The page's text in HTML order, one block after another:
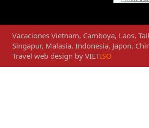
Vacaciones Vietnam, Camboya, Laos,
Singapur, Malasia, Indonesia, Japon,
Travel web design by VIETISO